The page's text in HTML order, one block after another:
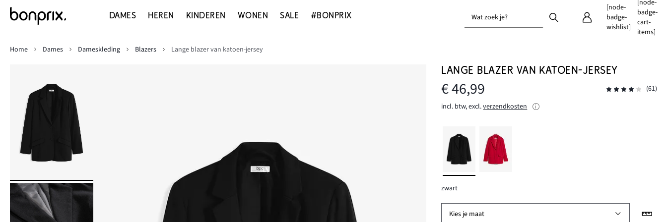
DAMES HEREN KINDEREN WONEN SALE #BONPRIX Wat zoek je?
[node-
badge-
wishlist]
[node-
badge-
cart-
items]
Home
Dames Dameskleding Blazers Lange blazer van katoen-jersey
LANGE BLAZER VAN KATOEN-JERSEY
€ 46,99
(61)
incl. btw, excl.verzendkosten
zwart
Kies je maat